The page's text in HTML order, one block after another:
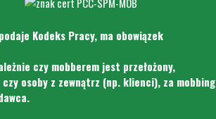
Kodeks Pracy, ma obowiązek
czy mobberem jest przełożony,
czy osoby z zewnątrz (np. klienci), za mobbing